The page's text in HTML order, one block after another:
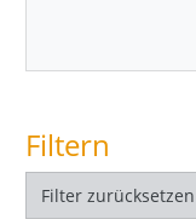
Filtern
Filter zurücksetzen